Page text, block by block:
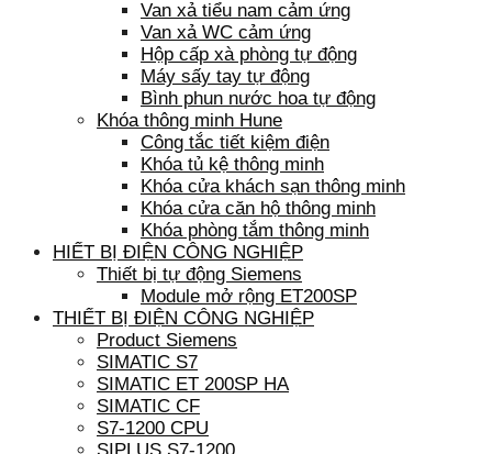
Van xả tiểu nam cảm ứng
Van xả WC cảm ứng
Hộp cấp xà phòng tự động
Máy sấy tay tự động
Bình phun nước hoa tự động
Khóa thông minh Hune
Công tắc tiết kiệm điện
Khóa tủ kệ thông minh
Khóa cửa khách sạn thông minh
Khóa cửa căn hộ thông minh
Khóa phòng tắm thông minh
HIẾT BỊ ĐIỆN CÔNG NGHIỆP
Thiết bị tự động Siemens
Module mở rộng ET200SP
THIẾT BỊ ĐIỆN CÔNG NGHIỆP
Product Siemens
SIMATIC S7
SIMATIC ET 200SP HA
SIMATIC CF
S7-1200 CPU